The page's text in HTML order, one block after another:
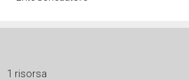
1 risorsa